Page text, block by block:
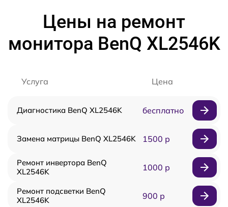
Цены на ремонт
монитора BenQ XL2546K
Услуга Цена
Диагностика BenQ XL2546K бесплатно
Замена матрицы BenQ XL2546K 1500 р
Ремонт инвертора BenQ
XL2546K
1000 р
Ремонт подсветки BenQ
XL2546K
900 р